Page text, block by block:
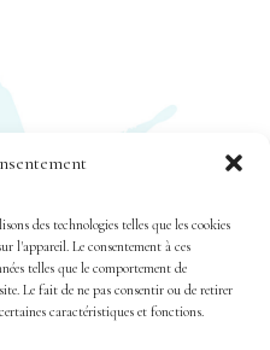
des technologies telles que les cookies
l'appareil. Le consentement à ces
telles que le comportement de
Le fait de ne pas consentir ou de retirer
caractéristiques et fonctions.